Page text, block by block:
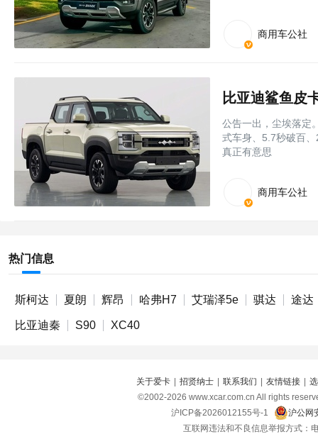
商用车公社
比亚迪鲨鱼皮
公告一出，尘埃落定
式车身、5.7秒破百
真正有意思
商用车公社
热门信息
斯柯达 夏朗 辉昂 哈弗H7 艾瑞泽5e 骐达 途达
比亚迪秦 S90 XC40
关于爱卡 招贤纳士 联系我们 友情链接
©2002-2026 www.xcar.com.cn All rights
沪ICP备2026012155号-1
沪公网
互联网违法和不良信息举报方式：